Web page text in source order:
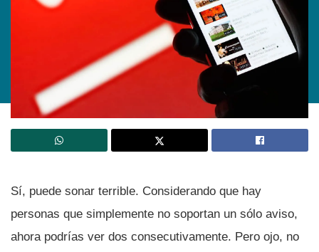
Sí­, puede sonar terrible. Considerando que hay
personas que simplemente no soportan un sólo aviso,
ahora podrí­as ver dos consecutivamente. Pero ojo, no